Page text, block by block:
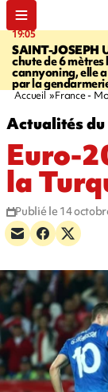
19:05
SAINT-JOSEPH
chute de 6
cannyoning, elle
par la
Accueil France -
Actualités du
Euro-
la
Publié le 14